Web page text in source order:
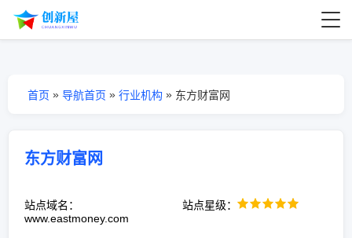
首页 » 导航首页 » 行业机构 » 东方财富网
东方财富网
站点域名：
www.eastmoney.com
站点星级：